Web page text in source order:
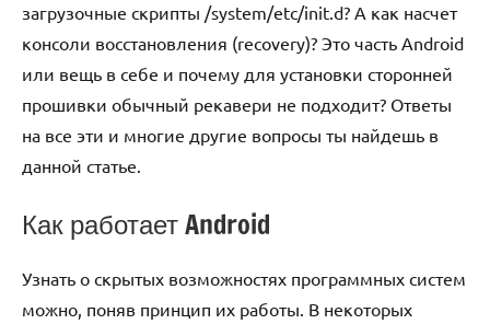
загрузочные скрипты /system/etc/init.d? А как насчет
консоли восстановления (recovery)? Это часть Android
или вещь в себе и почему для установки сторонней
прошивки обычный рекавери не подходит? Ответы
на все эти и многие другие вопросы ты найдешь в
данной статье.
Как работает Android
Узнать о скрытых возможностях программных систем
можно, поняв принцип их работы. В некоторых